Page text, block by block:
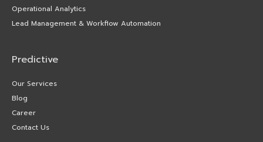
Operational Analytics
Lead Management & Workflow Automation
Predictive
Our Services
Blog
Career
Contact Us